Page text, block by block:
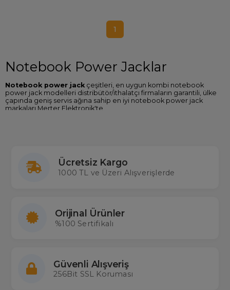
1
Notebook Power Jacklar
Notebook power jack çeşitleri, en uygun kombi notebook
power jack modelleri distribütör/ithalatçı firmaların garantili, ülke
çapında geniş servis ağına sahip en iyi notebook power jack
markaları Merter Elektronik'te.
notebook power jack fiyatları
stok çalışan toptan ve perakende elektronik mağazası
Merterelektronik.com'dan satın alabilirsiniz.
Ücretsiz Kargo
1000 TL ve Üzeri Alışverişlerde
Orijinal Ürünler
%100 Sertifikalı
Güvenli Alışveriş
256Bit SSL Koruması